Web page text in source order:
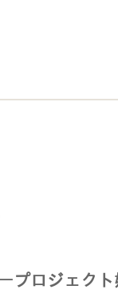
プロジェクト